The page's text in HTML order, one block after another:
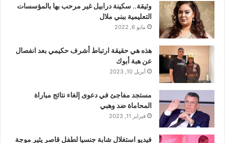
وثيقة.. سكينة درابيل غير مرحب بها بالمؤسسات
التعليمية ببني ملال
مايو 6, 2022
هذه هي حقيقة ارتباط أشرف حكيمي بعد انفصال
عن هبة أبوك
أبريل 10, 2023
مستجد مفاجئ في دعوى إلغاء نتائج مباراة
المحاماة ضد وهبي
فبراير 11, 2023
فيديو استغلال شابة جنسيا لطفل قاصر يثير موجة